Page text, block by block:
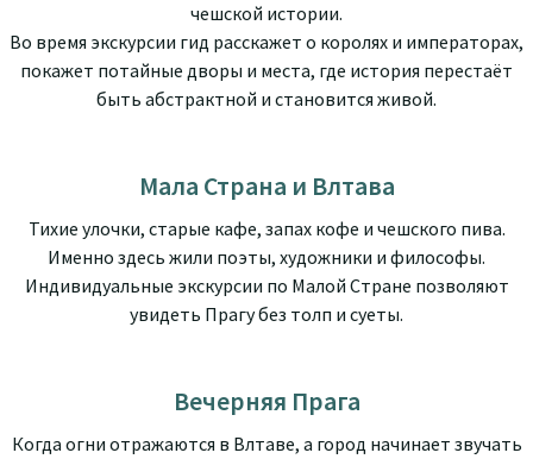
чешской истории.
Во время экскурсии гид расскажет о королях и императорах,
покажет потайные дворы и места, где история перестаёт
быть абстрактной и становится живой.
Мала Страна и Влтава
Тихие улочки, старые кафе, запах кофе и чешского пива.
Именно здесь жили поэты, художники и философы.
Индивидуальные экскурсии по Малой Стране позволяют
увидеть Прагу без толп и суеты.
Вечерняя Прага
Когда огни отражаются в Влтаве, а город начинает звучать